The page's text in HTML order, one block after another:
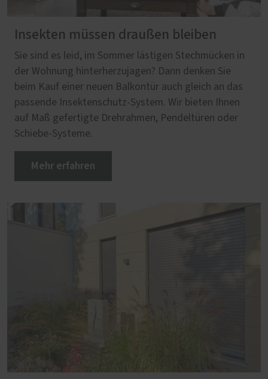
Insekten müssen draußen bleiben
Sie sind es leid, im Sommer lästigen Stechmücken in
der Wohnung hinterherzujagen? Dann denken Sie
beim Kauf einer neuen Balkontür auch gleich an das
passende Insektenschutz-System. Wir bieten Ihnen
auf Maß gefertigte Drehrahmen, Pendeltüren oder
Schiebe-Systeme.
Mehr erfahren